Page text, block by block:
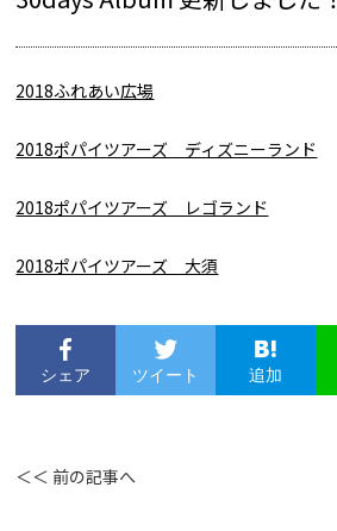
2018ふれあい広場
2018ポパイツアーズ ディズニーランド
2018ポパイツアーズ レゴランド
2018ポパイツアーズ 大須
シェア ツイート 追加
＜＜ 前の記事へ